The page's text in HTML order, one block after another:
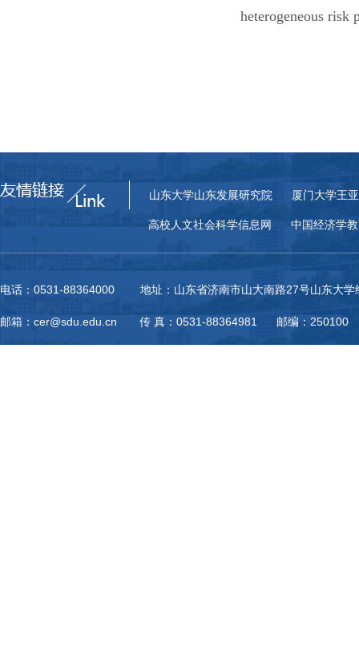
heterogeneous risk
山东大学山东发展研究院 厦门大学王
高校人文社会科学信息网 中国经济学
电话：0531-88364000 地址：山东省济南市山大南路27号山东大学
邮箱：cer@sdu.edu.cn 传 真：0531-88364981 邮编：250100